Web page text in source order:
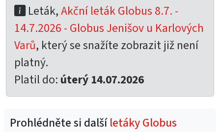
Leták,Akční leták Globus 8.7. -
14.7.2026 - Globus Jenišov u Karlových
Varů, který se snažíte zobrazit již není
platný.
Platil do: úterý 14.07.2026
Prohlédněte si dalšíletáky Globus